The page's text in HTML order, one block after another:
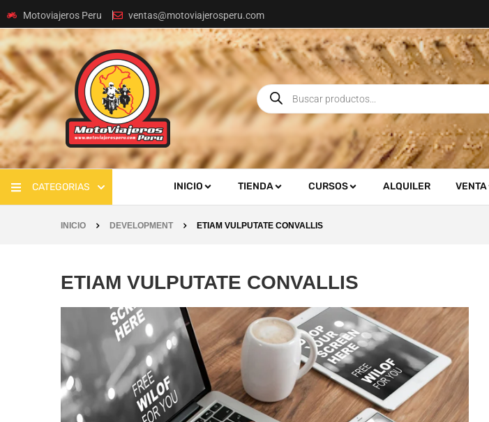
Motoviajeros Peru ventas@motoviajerosperu.com
CATEGORIAS INICIO TIENDA CURSOS ALQUILER VENTA
INICIO DEVELOPMENT ETIAM VULPUTATE CONVALLIS
ETIAM VULPUTATE CONVALLIS